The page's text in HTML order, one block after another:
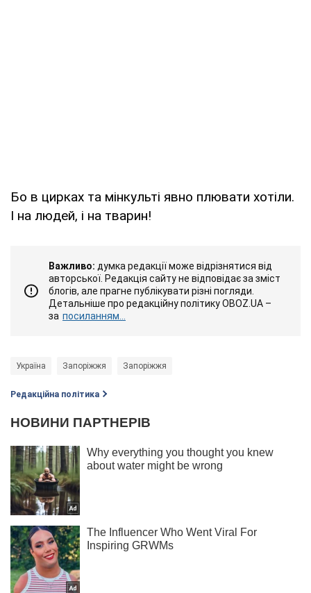
Бо в цирках та мінкульті явно плювати хотіли.
І на людей, і на тварин!
Важливо: думка редакції може відрізнятися від
авторської. Редакція сайту не відповідає за зміст
блогів, але прагне публікувати різні погляди.
Детальніше про редакційну політику OBOZ.UA –
за посиланням...
Україна Запоріжжя Запоріжжя
Редакційна політика